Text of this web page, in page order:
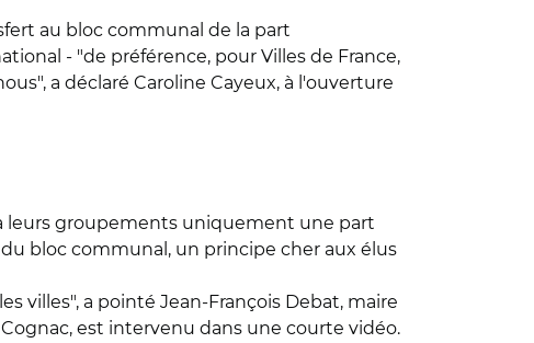
au bloc communal de la part
- "de préférence, pour Villes de France,
a déclaré Caroline Cayeux, à l'ouverture
leurs groupements uniquement une part
bloc communal, un principe cher aux élus
villes", a pointé Jean-François Debat, maire
est intervenu dans une courte vidéo.